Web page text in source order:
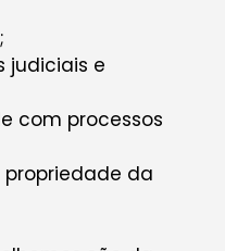
judiciais e
com processos
propriedade da